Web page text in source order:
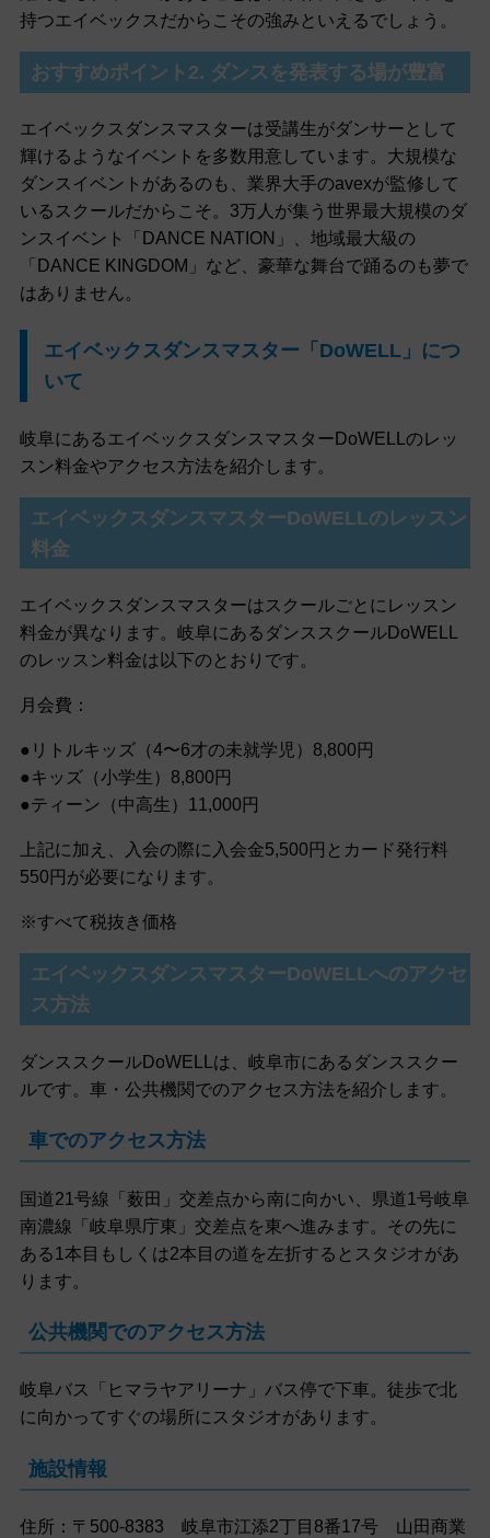
持つエイベックスだからこその強みといえるでしょう。
おすすめポイント2. ダンスを発表する場が豊富
エイベックスダンスマスターは受講生がダンサーとして
輝けるようなイベントを多数用意しています。大規模な
ダンスイベントがあるのも、業界大手のavexが監修して
いるスクールだからこそ。3万人が集う世界最大規模のダ
ンスイベント「DANCE NATION」、地域最大級の
「DANCE KINGDOM」など、豪華な舞台で踊るのも夢で
はありません。
エイベックスダンスマスター「DoWELL」につ
いて
岐阜にあるエイベックスダンスマスターDoWELLのレッ
スン料金やアクセス方法を紹介します。
エイベックスダンスマスターDoWELLのレッスン
料金
エイベックスダンスマスターはスクールごとにレッスン
料金が異なります。岐阜にあるダンススクールDoWELL
のレッスン料金は以下のとおりです。
月会費：
●リトルキッズ（4〜6才の未就学児）8,800円
●キッズ（小学生）8,800円
●ティーン（中高生）11,000円
上記に加え、入会の際に入会金5,500円とカード発行料
550円が必要になります。
※すべて税抜き価格
エイベックスダンスマスターDoWELLへのアクセ
ス方法
ダンススクールDoWELLは、岐阜市にあるダンススクー
ルです。車・公共機関でのアクセス方法を紹介します。
車でのアクセス方法
国道21号線「薮田」交差点から南に向かい、県道1号岐阜
南濃線「岐阜県庁東」交差点を東へ進みます。その先に
ある1本目もしくは2本目の道を左折するとスタジオがあ
ります。
公共機関でのアクセス方法
岐阜バス「ヒマラヤアリーナ」バス停で下車。徒歩で北
に向かってすぐの場所にスタジオがあります。
施設情報
住所：〒500-8383 岐阜市江添2丁目8番17号 山田商業